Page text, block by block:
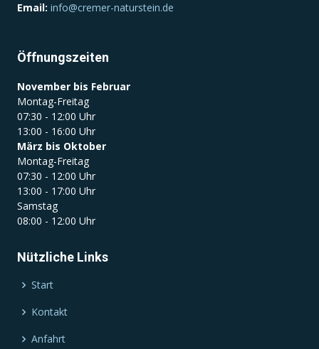
Email: info@cremer-naturstein.de
Öffnungszeiten
November bis Februar
Montag-Freitag
07:30 - 12:00 Uhr
13:00 - 16:00 Uhr
März bis Oktober
Montag-Freitag
07:30 - 12:00 Uhr
13:00 - 17:00 Uhr
Samstag
08:00 - 12:00 Uhr
Nützliche Links
Start
Kontakt
Anfahrt